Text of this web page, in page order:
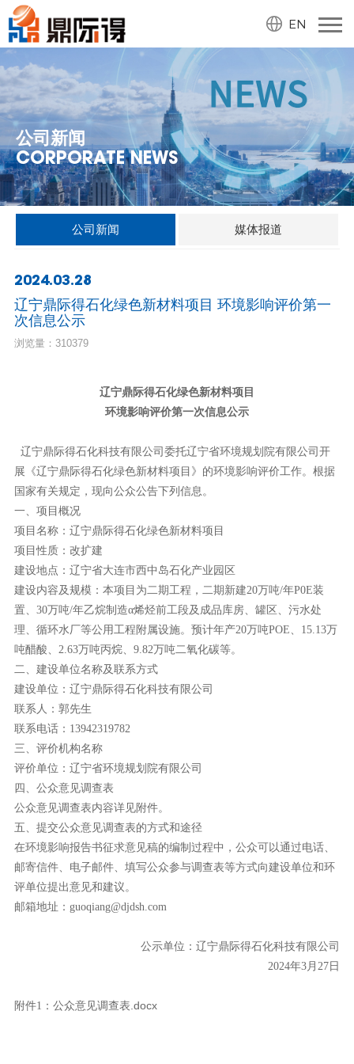
EN
公司新闻
CORPORATE NEWS
公司新闻 媒体报道
2024.03.28
辽宁鼎际得石化绿色新材料项目 环境影响评价第一
次信息公示
浏览量：310379
辽宁鼎际得石化绿色新材料项目
环境影响评价第一次信息公示
辽宁鼎际得石化科技有限公司委托辽宁省环境规划院有限公司开
展《辽宁鼎际得石化绿色新材料项目》的环境影响评价工作。根据
国家有关规定，现向公众公告下列信息。
一、项目概况
项目名称：辽宁鼎际得石化绿色新材料项目
项目性质：改扩建
建设地点：辽宁省大连市西中岛石化产业园区
建设内容及规模：本项目为二期工程，二期新建20万吨/年P0E装
置、30万吨/年乙烷制造α烯烃前工段及成品库房、罐区、污水处
理、循环水厂等公用工程附属设施。预计年产20万吨POE、15.13万
吨醋酸、2.63万吨丙烷、9.82万吨二氧化碳等。
二、建设单位名称及联系方式
建设单位：辽宁鼎际得石化科技有限公司
联系人：郭先生
联系电话：13942319782
三、评价机构名称
评价单位：辽宁省环境规划院有限公司
四、公众意见调查表
公众意见调查表内容详见附件。
五、提交公众意见调查表的方式和途径
在环境影响报告书征求意见稿的编制过程中，公众可以通过电话、
邮寄信件、电子邮件、填写公众参与调查表等方式向建设单位和环
评单位提出意见和建议。
邮箱地址：guoqiang@djdsh.com
公示单位：辽宁鼎际得石化科技有限公司
2024年3月27日
附件1： 公众意见调查表.docx